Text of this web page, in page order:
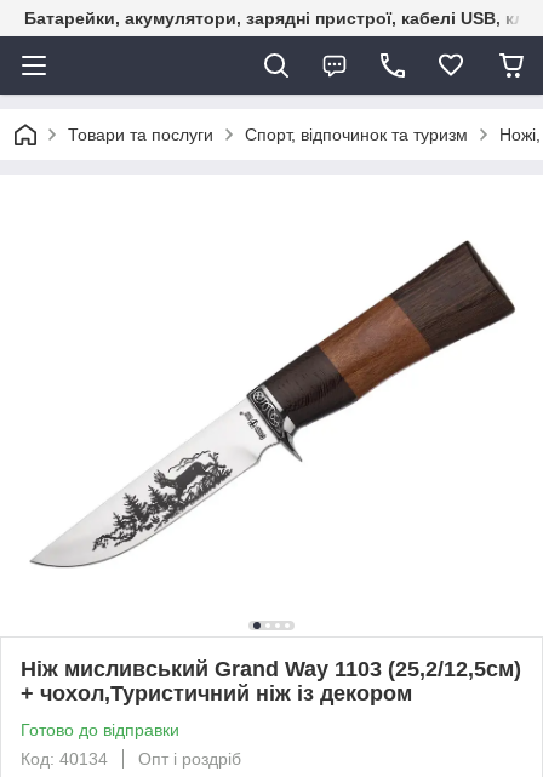
Батарейки, акумулятори, зарядні пристрої, кабелі USB,
Товари та послуги Спорт, відпочинок та туризм
Ніж мисливський Grand Way 1103 (25,2/12,5см)
+ чохол,Туристичний ніж із декором
Готово до відправки
Код: 40134
Опт і роздріб